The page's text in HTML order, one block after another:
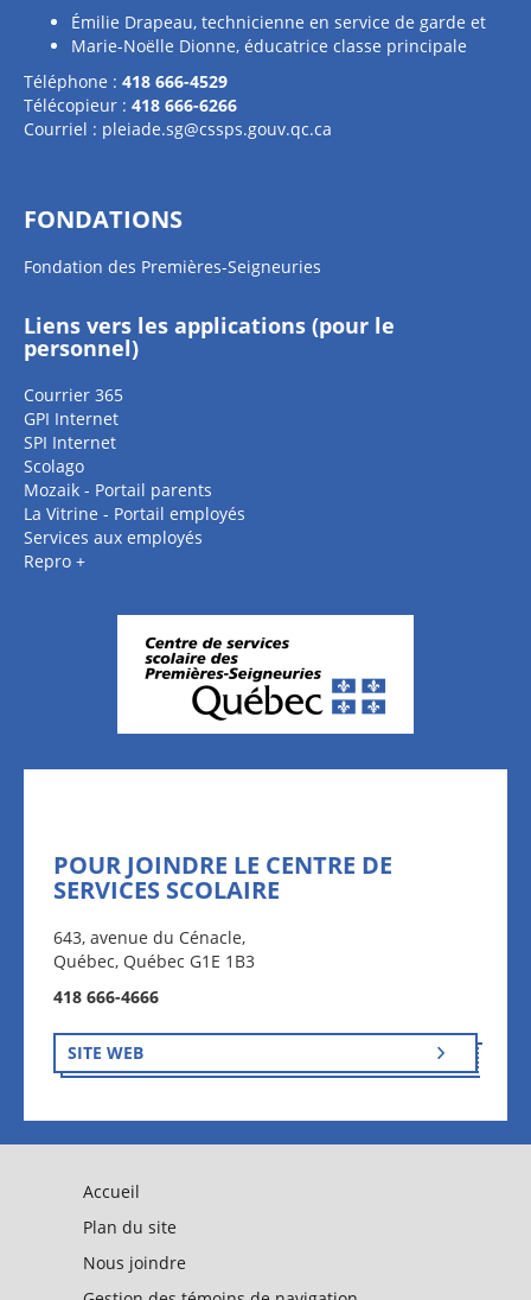
Émilie Drapeau, technicienne en service de garde et
Marie-Noëlle Dionne, éducatrice classe principale
Téléphone : 418 666-4529
Télécopieur : 418 666-6266
Courriel : pleiade.sg@cssps.gouv.qc.ca
FONDATIONS
Fondation des Premières-Seigneuries
Liens vers les applications (pour le
personnel)
Courrier 365
GPI Internet
SPI Internet
Scolago
Mozaik - Portail parents
La Vitrine - Portail employés
Services aux employés
Repro +
POUR JOINDRE LE CENTRE DE
SERVICES SCOLAIRE
643, avenue du Cénacle,
Québec, Québec G1E 1B3
418 666-4666
SITE WEB
Accueil
Plan du site
Nous joindre